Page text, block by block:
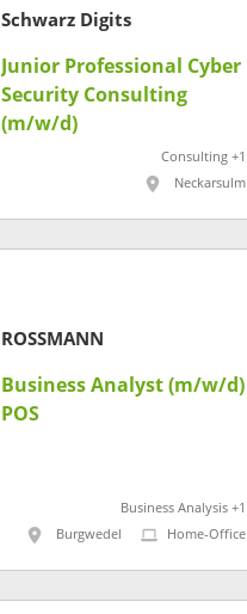
Schwarz Digits
Junior Professional Cyber
Security Consulting
(m/w/d)
Consulting +1
Neckarsulm
ROSSMANN
Business Analyst (m/w/d)
POS
Business Analysis +1
Burgwedel
Home-Office